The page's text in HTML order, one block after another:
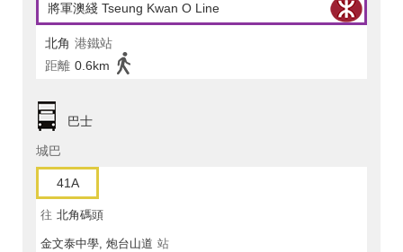
將軍澳綫 Tseung Kwan O Line
北角 港鐵站
距離 0.6km
巴士
城巴
41A
往 北角碼頭
金文泰中學, 炮台山道 站